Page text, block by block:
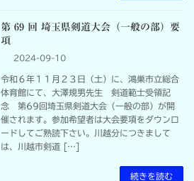
第 69 回 埼玉県剣道大会（一般の部）要
項
2024-09-10
令和６年１１月２３日（土）に、鴻巣市立総合
体育館にて、大澤規男先生 剣道範士受領記
念 第69回埼玉県剣道大会（一般の部）が開
催されます。参加希望者は大会要項をダウンロ
ードしてご熟読下さい。川越分につきまして
は、川越市剣道 […]
続きを読む